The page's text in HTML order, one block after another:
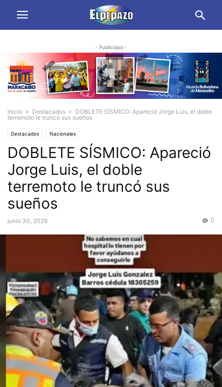
- Publicidad -
Inicio Destacados
DOBLETE SÍSMICO: Apareció Jorge Luis, el doble
terremoto le truncó sus sueños
Destacados Nacionales
DOBLETE SÍSMICO: Apareció
Jorge Luis, el doble
terremoto le truncó sus
sueños
junio 30, 2026 0